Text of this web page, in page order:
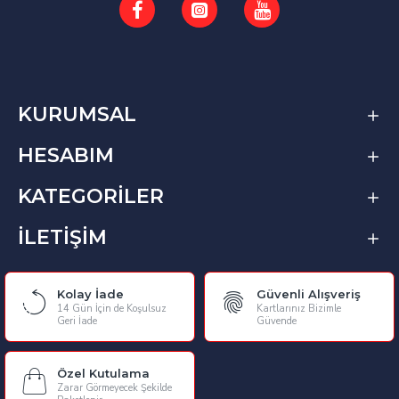
KURUMSAL
HESABIM
KATEGORİLER
İLETİŞİM
Kolay İade
14 Gün İçin de Koşulsuz
Geri İade
Güvenli Alışveriş
Kartlarınız Bizimle
Güvende
Özel Kutulama
Zarar Görmeyecek Şekilde